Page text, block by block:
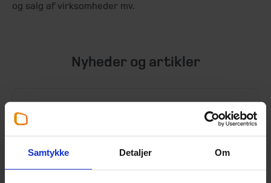
Samtykke Detaljer Om
og salg af virksomheder mv.
Nyheder og artikler
Tid til at søge refusion for
moms i udlandet for udgifter
fra år 2025
3. august 2026